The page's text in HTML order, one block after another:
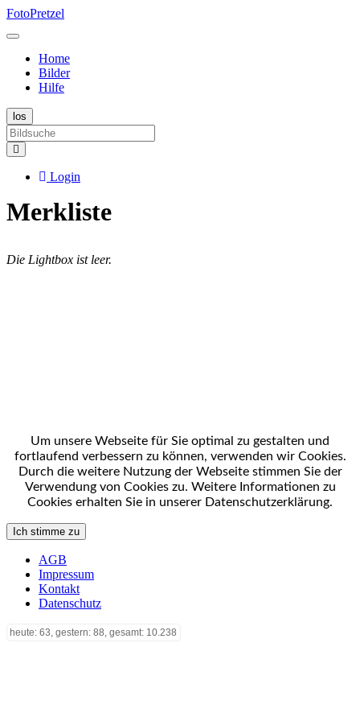
FotoPretzel
Home
Bilder
Hilfe
Login
Merkliste
Die Lightbox ist leer.
Um unsere Webseite für Sie optimal zu gestalten und
fortlaufend verbessern zu können, verwenden wir Cookies.
Durch die weitere Nutzung der Webseite stimmen Sie der
Verwendung von Cookies zu. Weitere Informationen zu
Cookies erhalten Sie in unserer Datenschutzerklärung.
Ich stimme zu
AGB
Impressum
Kontakt
Datenschutz
heute: 63, gestern: 88, gesamt: 10.238